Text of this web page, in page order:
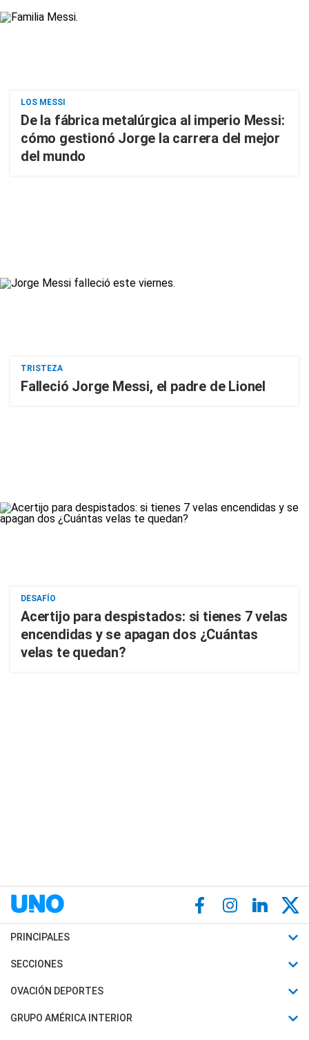
LOS MESSI
De la fábrica metalúrgica al imperio Messi:
cómo gestionó Jorge la carrera del mejor
del mundo
TRISTEZA
Falleció Jorge Messi, el padre de Lionel
DESAFÍO
Acertijo para despistados: si tienes 7 velas
encendidas y se apagan dos ¿Cuántas
velas te quedan?
PRINCIPALES
Últimas Noticias
Política
SECCIONES
Horóscopo
Motores
OVACIÓN DEPORTES
Fútbol
GRUPO AMÉRICA INTERIOR